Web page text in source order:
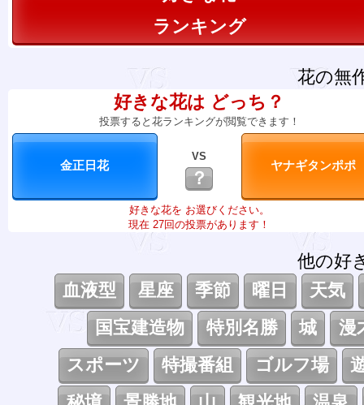
ランキング
花の無
好きな花は どっち？
投票すると花ランキングが閲覧できます！
VS
？
好きな花を お選びください。
現在 27回の投票があります！
他の好
血液型
星座 季節 曜日
天気
国宝建造物
特別名勝 城
漫
スポーツ
特撮番組 ゴルフ場